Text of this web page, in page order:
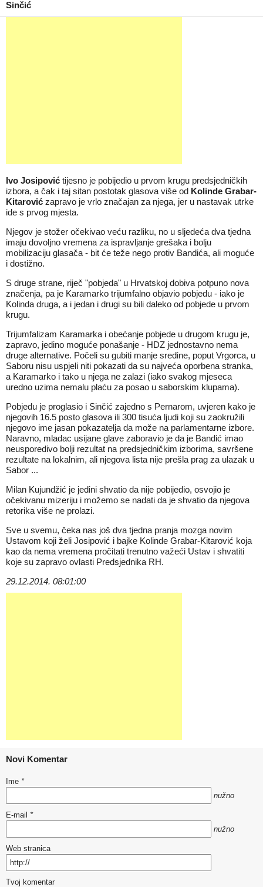
Sinčić
Ivo Josipović tijesno je pobijedio u prvom krugu predsjedničkih
izbora, a čak i taj sitan postotak glasova više od Kolinde Grabar-
Kitarović zapravo je vrlo značajan za njega, jer u nastavak utrke
ide s prvog mjesta.
Njegov je stožer očekivao veću razliku, no u sljedeća dva tjedna
imaju dovoljno vremena za ispravljanje grešaka i bolju
mobilizaciju glasača - bit će teže nego protiv Bandića, ali moguće
i dostižno.
S druge strane, riječ "pobjeda" u Hrvatskoj dobiva potpuno nova
značenja, pa je Karamarko trijumfalno objavio pobjedu - iako je
Kolinda druga, a i jedan i drugi su bili daleko od pobjede u prvom
krugu.
Trijumfalizam Karamarka i obećanje pobjede u drugom krugu je,
zapravo, jedino moguće ponašanje - HDZ jednostavno nema
druge alternative. Počeli su gubiti manje sredine, poput Vrgorca, u
Saboru nisu uspjeli niti pokazati da su najveća oporbena stranka,
a Karamarko i tako u njega ne zalazi (iako svakog mjeseca
uredno uzima nemalu plaću za posao u saborskim klupama).
Pobjedu je proglasio i Sinčić zajedno s Pernarom, uvjeren kako je
njegovih 16.5 posto glasova ili 300 tisuća ljudi koji su zaokružili
njegovo ime jasan pokazatelja da može na parlamentarne izbore.
Naravno, mladac usijane glave zaboravio je da je Bandić imao
neusporedivo bolji rezultat na predsjedničkim izborima, savršene
rezultate na lokalnim, ali njegova lista nije prešla prag za ulazak u
Sabor ...
Milan Kujundžić je jedini shvatio da nije pobijedio, osvojio je
očekivanu mizeriju i možemo se nadati da je shvatio da njegova
retorika više ne prolazi.
Sve u svemu, čeka nas još dva tjedna pranja mozga novim
Ustavom koji želi Josipović i bajke Kolinde Grabar-Kitarović koja
kao da nema vremena pročitati trenutno važeći Ustav i shvatiti
koje su zapravo ovlasti Predsjednika RH.
29.12.2014. 08:01:00
Novi Komentar
Ime *
nužno
E-mail *
nužno
Web stranica
Tvoj komentar